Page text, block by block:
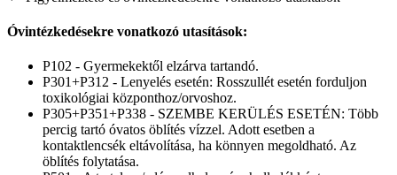
Óvintézkedésekre vonatkozó utasítások:
P102 - Gyermekektől elzárva tartandó.
P301+P312 - Lenyelés esetén: Rosszullét esetén forduljon
toxikológiai központhoz/orvoshoz.
P305+P351+P338 - SZEMBE KERÜLÉS ESETÉN: Több
percig tartó óvatos öblítés vízzel. Adott esetben a
kontaktlencsék eltávolítása, ha könnyen megoldható. Az
öblítés folytatása.